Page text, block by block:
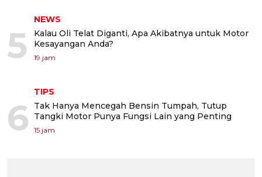
5
NEWS
Kalau Oli Telat Diganti, Apa Akibatnya untuk Motor
Kesayangan Anda?
19 jam
6
TIPS
Tak Hanya Mencegah Bensin Tumpah, Tutup
Tangki Motor Punya Fungsi Lain yang Penting
15 jam